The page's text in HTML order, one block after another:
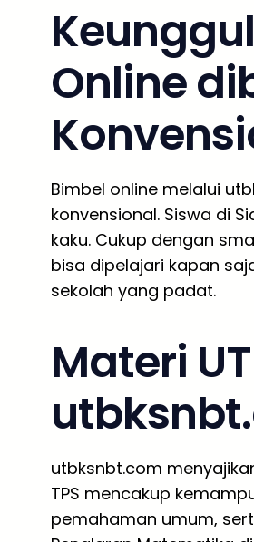
Online
Bimbel online melalui
konvensional. Siswa di
kaku. Cukup dengan
bisa dipelajari kapan
sekolah yang padat.
Materi
utbksnbt.com
TPS mencakup
pemahaman umum,